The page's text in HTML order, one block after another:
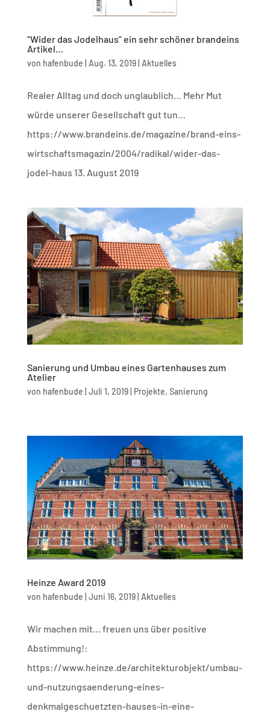
“Wider das Jodelhaus” ein sehr schöner brandeins
Artikel…
von hafenbude Aug. 13, 2019| Aktuelles
Realer Alltag und doch unglaublich… Mehr Mut
würde unserer Gesellschaft gut tun…
https://www.brandeins.de/magazine/brand-eins-
wirtschaftsmagazin/2004/radikal/wider-das-
jodel-haus 13. August 2019
Sanierung und Umbau eines Gartenhauses zum
Atelier
von hafenbude Juli 1, 2019| Projekte, Sanierung
Heinze Award 2019
von hafenbude Juni 16, 2019| Aktuelles
Wir machen mit… freuen uns über positive
Abstimmung!:
https://www.heinze.de/architekturobjekt/umbau-
und-nutzungsaenderung-eines-
denkmalgeschuetzten-hauses-in-eine-